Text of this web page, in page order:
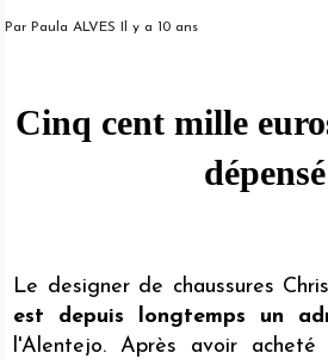
Par Paula ALVES Il y a 10 ans
Cinq cent mille
Le designer de chaussures
est
depuis longtemps un
l'Alentejo. Après avoir